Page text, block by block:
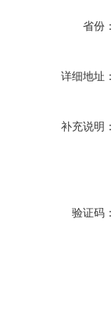
省份
详细地址
补充说明
验证码